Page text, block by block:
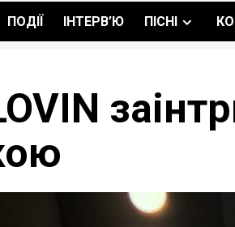
ПОДІЇ ІНТЕРВ’Ю ПІСНІ